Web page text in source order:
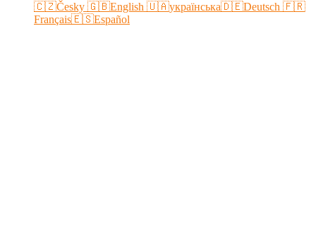
🇨🇿Česky 🇬🇧English 🇺🇦українська🇩🇪Deutsch 🇫🇷
Français🇪🇸Español